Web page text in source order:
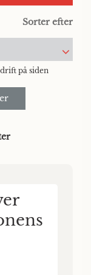
Sorter efter
på siden